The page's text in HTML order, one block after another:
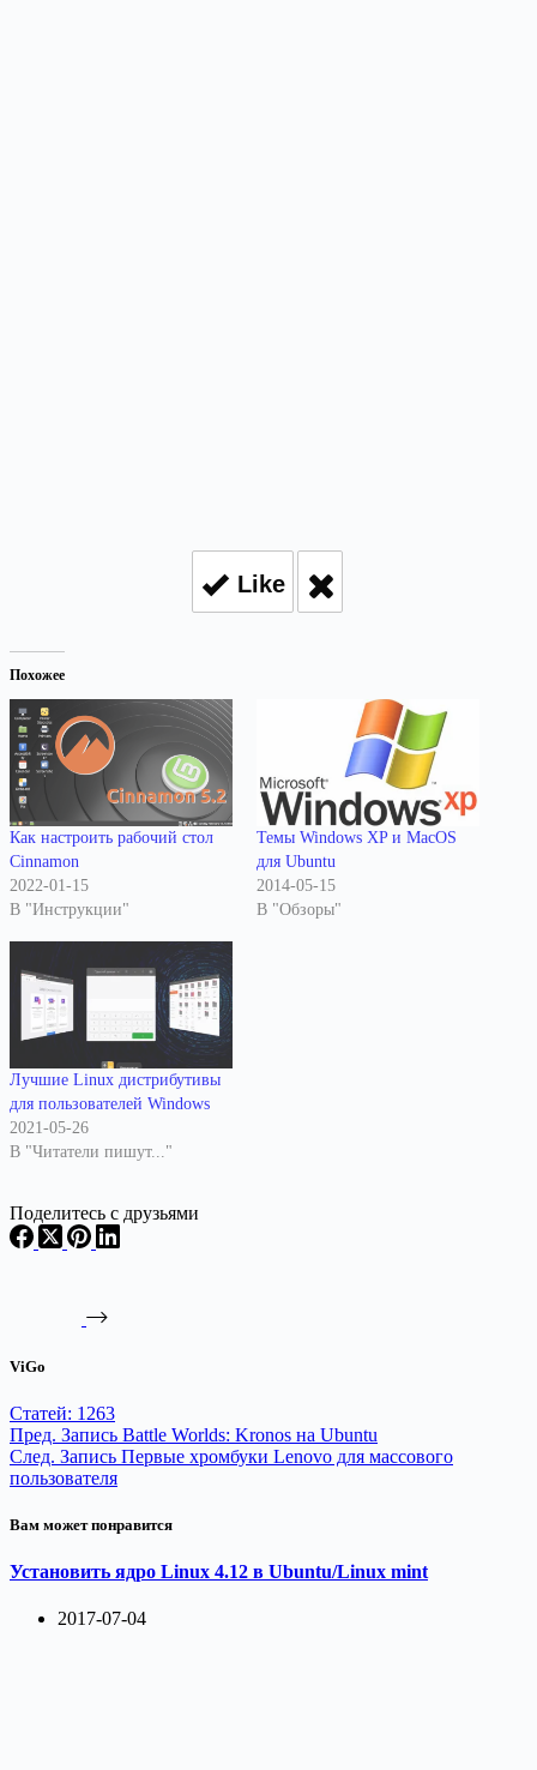
Like
Похожее
Как настроить рабочий стол
Cinnamon
2022-01-15
В "Инструкции"
Темы Windows XP и MacOS
для Ubuntu
2014-05-15
В "Обзоры"
Лучшие Linux дистрибутивы
для пользователей Windows
2021-05-26
В "Читатели пишут..."
Поделитесь с друзьями
ViGo
Статей: 1263
Пред. Запись Battle Worlds: Kronos на Ubuntu
След. Запись Первые хромбуки Lenovo для массового
пользователя
Вам может понравится
Установить ядро Linux 4.12 в Ubuntu/Linux mint
2017-07-04